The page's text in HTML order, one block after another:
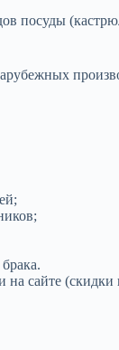
посуды
сайте